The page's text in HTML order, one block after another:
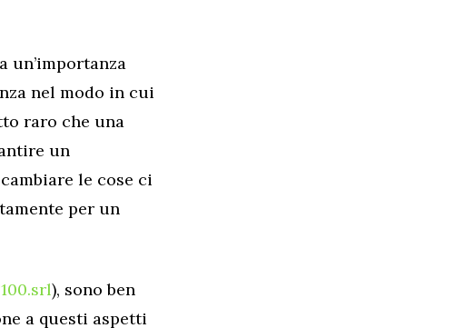
un’importanza
nel modo in cui
raro che una
un
le cose ci
per un
), sono ben
a questi aspetti